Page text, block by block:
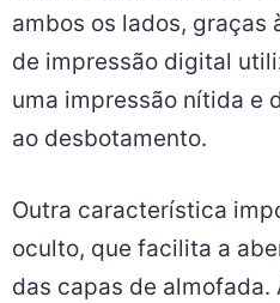
ambos os lados, graças
de impressão digital
uma impressão nítida e
ao desbotamento.
Outra característica
oculto, que facilita a
das capas de almofada.